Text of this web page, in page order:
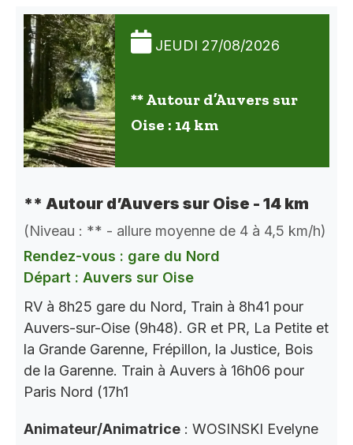
JEUDI 27/08/2026
** Autour d’Auvers sur
Oise : 14 km
** Autour d’Auvers sur Oise - 14 km
(Niveau : ** - allure moyenne de 4 à 4,5 km/h)
Rendez-vous : gare du Nord
Départ : Auvers sur Oise
RV à 8h25 gare du Nord, Train à 8h41 pour
Auvers-sur-Oise (9h48). GR et PR, La Petite et
la Grande Garenne, Frépillon, la Justice, Bois
de la Garenne. Train à Auvers à 16h06 pour
Paris Nord (17h1
Animateur/Animatrice : WOSINSKI Evelyne